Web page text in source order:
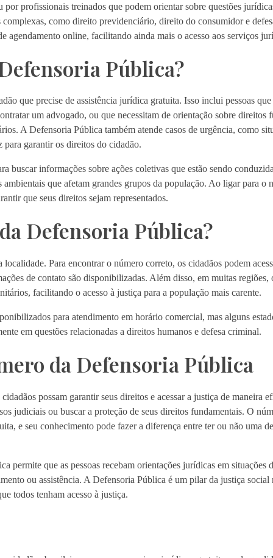
profissionais treinados que podem orientar sobre questões
como direito previdenciário, direito do consumidor e
agendamento online, facilitando ainda mais o acesso aos serviços
Pública?
que precise de assistência jurídica gratuita. Isso inclui pessoas
um advogado, ou que necessitam de orientação sobre direitos
A Defensoria Pública também atende casos de urgência, como
para garantir os direitos do cidadão.
buscar informações sobre ações coletivas que estão sendo
que afetam grandes grupos da população. Ao ligar para o
que seus direitos sejam representados.
Defensoria Pública?
Para encontrar o número correto, os cidadãos podem
de contato são disponibilizadas. Além disso, em muitas regiões,
facilitando o acesso à justiça para a população mais carente.
para atendimento em horário comercial, mas alguns
em questões relacionadas a direitos humanos e defesa criminal.
da Defensoria Pública
possam garantir seus direitos e acessar a justiça de maneira
judiciais ou buscar a proteção de seus direitos fundamentais. O
e seu conhecimento pode fazer a diferença entre ter ou não uma
permite que as pessoas recebam orientações jurídicas em situações
ou assistência. A Defensoria Pública é um pilar da justiça
todos tenham acesso à justiça.